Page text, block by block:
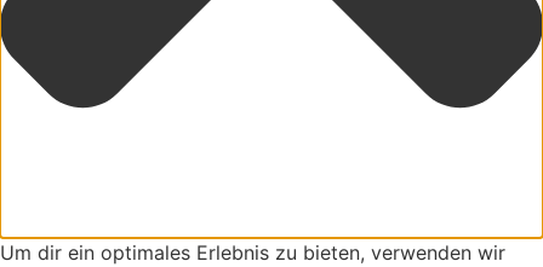
Um dir ein optimales Erlebnis zu bieten, verwenden wir